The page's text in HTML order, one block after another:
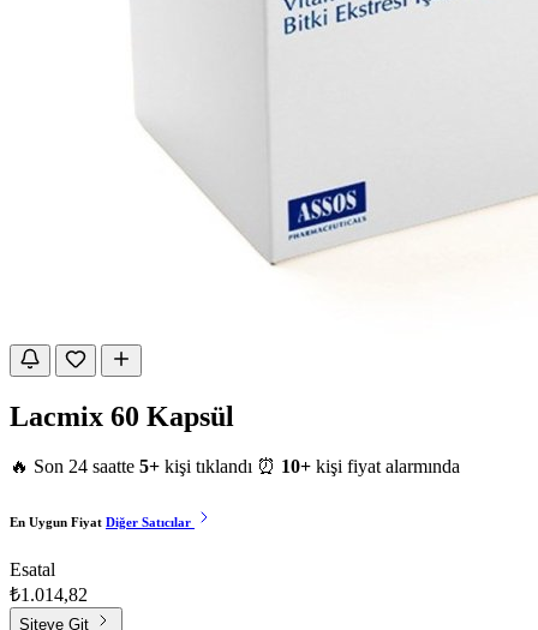
Lacmix 60 Kapsül
🔥 Son 24 saatte 5+ kişi tıklandı ⏰ 10+ kişi fiyat alarmında
En Uygun Fiyat Diğer Satıcılar
Esatal
₺1.014,82
Siteye Git